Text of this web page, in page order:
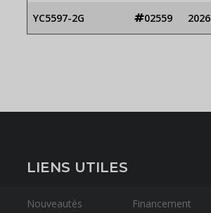
YC5597-2G 02559 2026
LIENS UTILES
Nouveautés
Financement